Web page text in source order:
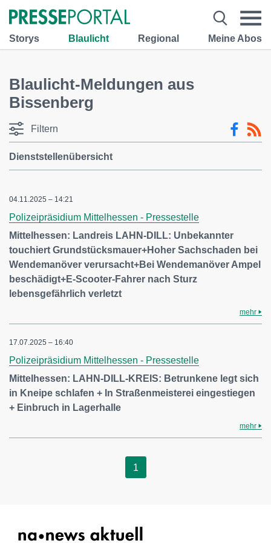
Storys Blaulicht Regional Meine Abos
Blaulicht-Meldungen aus
Bissenberg
Filtern
Dienststellenübersicht
04.11.2025 – 14:21
Polizeipräsidium Mittelhessen - Pressestelle
Mittelhessen: Landreis LAHN-DILL: Unbekannter
touchiert Grundstücksmauer+Hoher Sachschaden bei
Wendemanöver verursacht+Bei Wendemanöver Ampel
beschädigt+E-Scooter-Fahrer nach Sturz
lebensgefährlich verletzt
mehr
17.07.2025 – 16:40
Polizeipräsidium Mittelhessen - Pressestelle
Mittelhessen: LAHN-DILL-KREIS: Betrunkene legt sich
in Kneipe schlafen + In Straßenmeisterei eingestiegen
+ Einbruch in Lagerhalle
mehr
1